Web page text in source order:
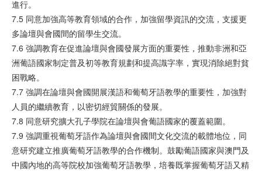
進行。
7.5 同意加強高等教育領域的合作，加強留學資訊的交流，支援更
多論壇與會國間的留學生交流。
7.6 強調教育在促進論壇與會國發展方面的重要性，推動非洲和亞
洲葡語國家制定普及初等教育規劃和提高識字率，實現消除絕對貧
困戰略。
7.7 強調在論壇與會國開展漢語和葡萄牙語教學的重要性，加強對
人員的繼續教育，以密切經貿關係的發展。
7.8 同意研究擴大孔子學院在論壇與會葡語國家的覆蓋範圍。
7.9 強調重視葡萄牙語作為論壇與會國間文化交流的載體地位，同
意研究建立推廣葡萄牙語教學的合作機制。鼓勵葡語國家與澳門及
中國內地的高等院校加強葡萄牙語教學，培養既掌握葡萄牙語又精